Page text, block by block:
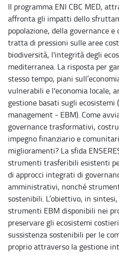
Il programma ENI CBC MED,
affronta gli impatti dello
popolazione, della governance
tratta di pressioni sulle aree
biodiversità, l'integrità degli
mediterranea. La risposta per
stesso tempo, piani
vulnerabili e l'economia locale,
gestione basati sugli ecosistemi
management - EBM). Come
governance trasformativi,
impegno finanziario e
miglioramenti? La sfida
strumenti trasferibili esistenti
di approcci integrati di
amministrativi, nonché
sostenibili. L’obiettivo, in
strumenti EBM disponibili nei
preservare gli ecosistemi
sussistenza sostenibili per le
proprio attraverso la gestione